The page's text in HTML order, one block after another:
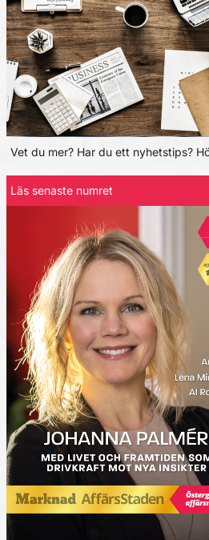
Vet du mer? Har du ett nyhetstips?
Läs senaste numret